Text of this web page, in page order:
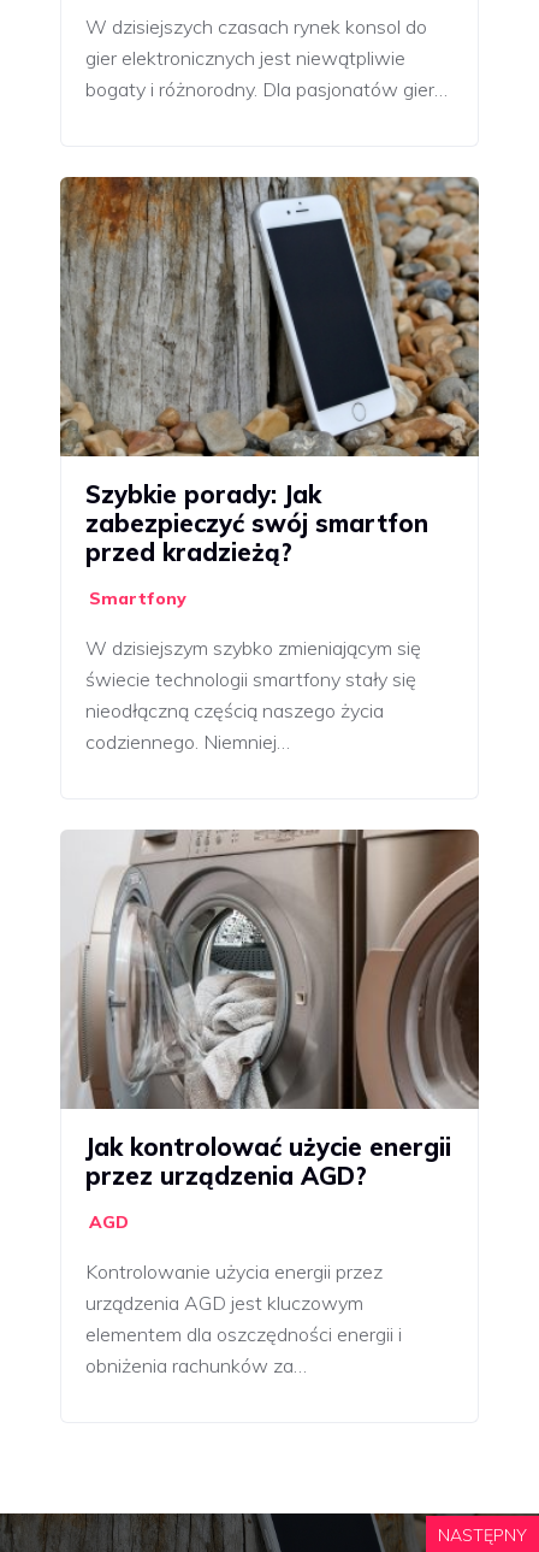
W dzisiejszych czasach rynek konsol do
gier elektronicznych jest niewątpliwie
bogaty i różnorodny. Dla pasjonatów gier…
Szybkie porady: Jak
zabezpieczyć swój smartfon
przed kradzieżą?
Smartfony
W dzisiejszym szybko zmieniającym się
świecie technologii smartfony stały się
nieodłączną częścią naszego życia
codziennego. Niemniej…
Jak kontrolować użycie energii
przez urządzenia AGD?
AGD
Kontrolowanie użycia energii przez
urządzenia AGD jest kluczowym
elementem dla oszczędności energii i
obniżenia rachunków za…
NASTĘPNY